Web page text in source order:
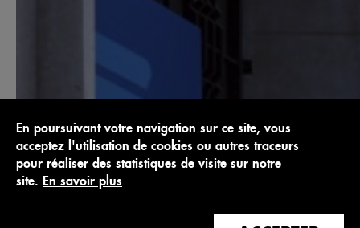
En poursuivant votre navigation sur ce site, vous
acceptez l'utilisation de cookies ou autres traceurs
pour réaliser des statistiques de visite sur notre
site. En savoir plus